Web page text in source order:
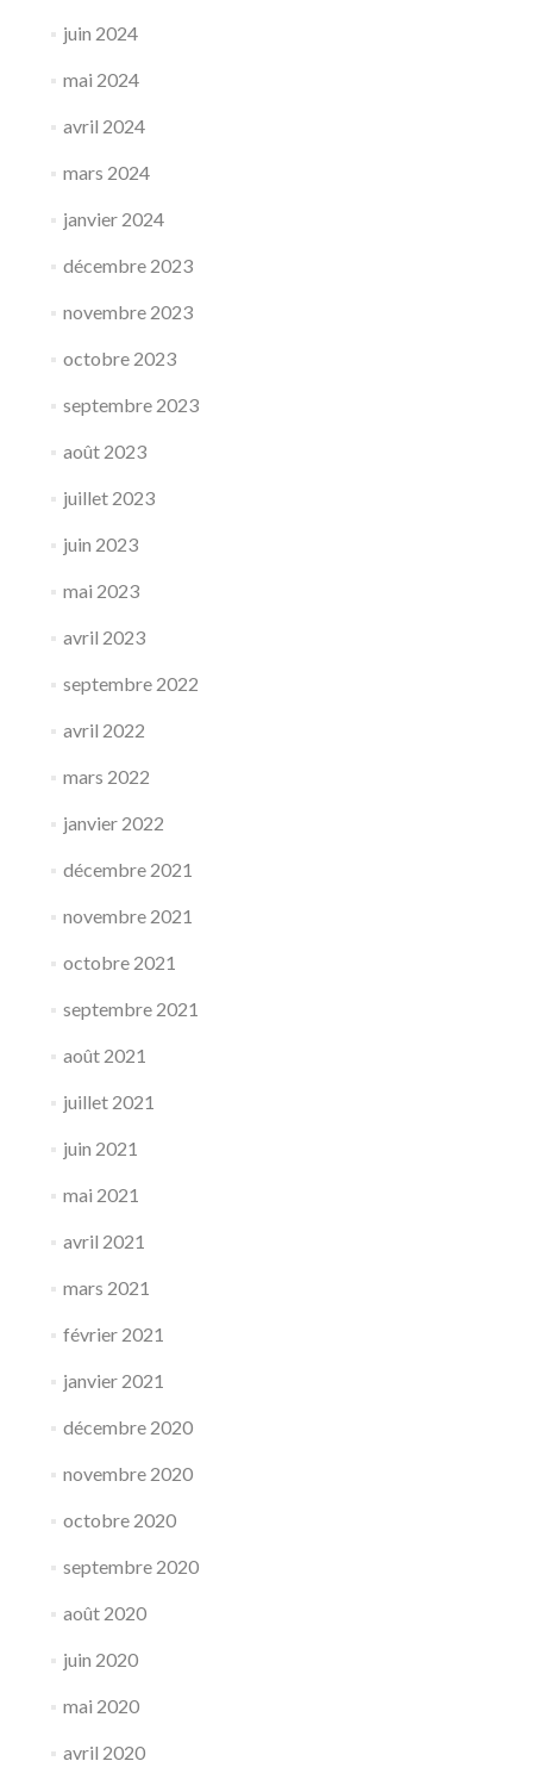
juin 2024
mai 2024
avril 2024
mars 2024
janvier 2024
décembre 2023
novembre 2023
octobre 2023
septembre 2023
août 2023
juillet 2023
juin 2023
mai 2023
avril 2023
septembre 2022
avril 2022
mars 2022
janvier 2022
décembre 2021
novembre 2021
octobre 2021
septembre 2021
août 2021
juillet 2021
juin 2021
mai 2021
avril 2021
mars 2021
février 2021
janvier 2021
décembre 2020
novembre 2020
octobre 2020
septembre 2020
août 2020
juin 2020
mai 2020
avril 2020